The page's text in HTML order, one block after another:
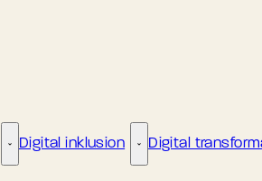
Kunstig intelligens - Flere links
Digital inklusion Digital inklusion -
Digital